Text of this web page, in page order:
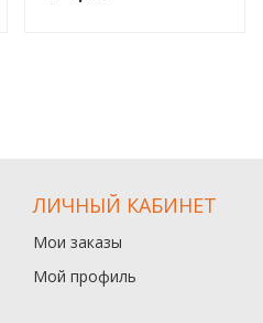
ЛИЧНЫЙ КАБИНЕТ
Мои заказы
Мой профиль